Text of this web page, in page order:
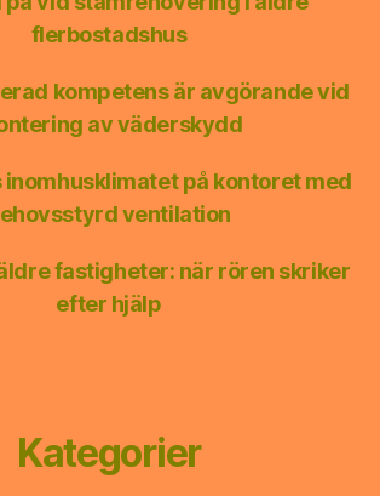
flerbostadshus
kompetens är avgörande vid
av väderskydd
på kontoret med
ventilation
fastigheter: när rören skriker
efter hjälp
Kategorier